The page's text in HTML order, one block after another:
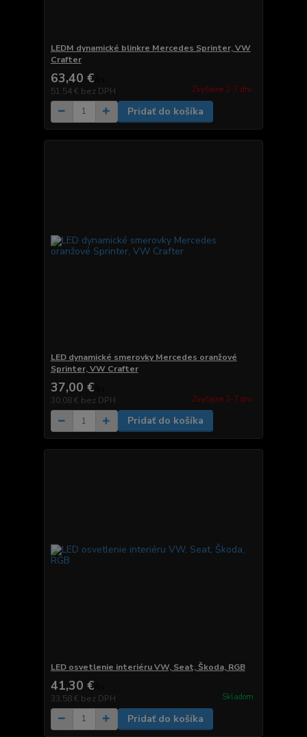
LEDM dynamické blinkre Mercedes Sprinter, VW
Crafter
63,40 €
51,54 € bez DPH Zvyčajne 2-7 dni.
Pridať do košíka
LED dynamické smerovky Mercedes oranžové
Sprinter, VW Crafter
37,00 €
30,08 € bez DPH Zvyčajne 2-7 dni.
Pridať do košíka
LED osvetlenie interiéru VW, Seat, Škoda, RGB
41,30 €
33,58 € bez DPH Skladom
Pridať do košíka